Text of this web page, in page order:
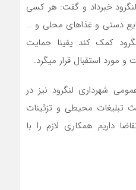
خبرداد و گفت: هر کسی
دستی و غذاهای محلی و …
کمک کند یقینا حمایت
و مورد استقبال قرار میگرد.
شهرداری لنگرود نیز در
تبلیغات محیطی و تزئینات
داریم همکاری لازم را با